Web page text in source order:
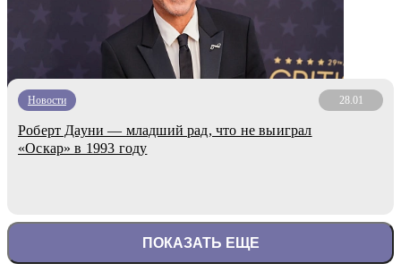
Новости 28.01
Роберт Дауни — младший рад, что не выиграл
«Оскар» в 1993 году
ПОКАЗАТЬ ЕЩЕ